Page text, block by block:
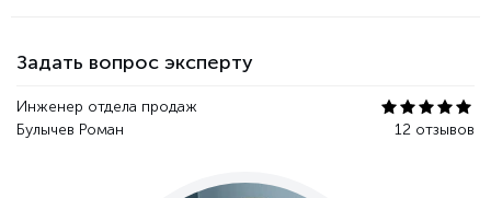
Задать вопрос эксперту
Инженер отдела продаж
Булычев Роман
12 отзывов